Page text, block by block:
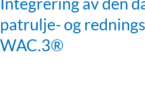
patrulje- og
WAC.3®